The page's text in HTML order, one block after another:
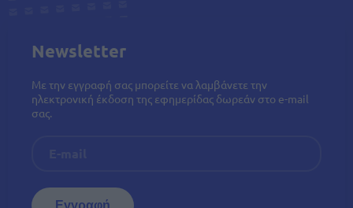
Newsletter
Με την εγγραφή σας μπορείτε να λαμβάνετε την
ηλεκτρονική έκδοση της εφημερίδας δωρεάν στο e-mail
σας.